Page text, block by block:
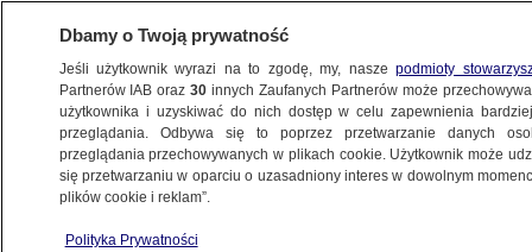
ZDROWIE
PILNE Ukraina wydała zgodę na kolejne ekshumacje
Dbamy o Twoją prywatność
Jeśli użytkownik wyrazi na to zgodę, my, naszepodmioty
Partnerów IAB oraz30 innych Zaufanych Partnerów może
użytkownika i uzyskiwać do nich dostęp w celu zapewnienia
przeglądania. Odbywa się to poprzez przetwarzanie danych
przeglądania przechowywanych w plikach cookie. Użytkownik może
się przetwarzaniu w oparciu o uzasadniony interes w dowolnym
plików cookie i reklam”.
Polityka Prywatności